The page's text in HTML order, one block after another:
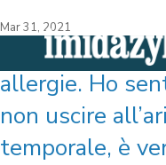
Mar 31, 2021
Con la
allergie. Ho
non uscire
temporale, è